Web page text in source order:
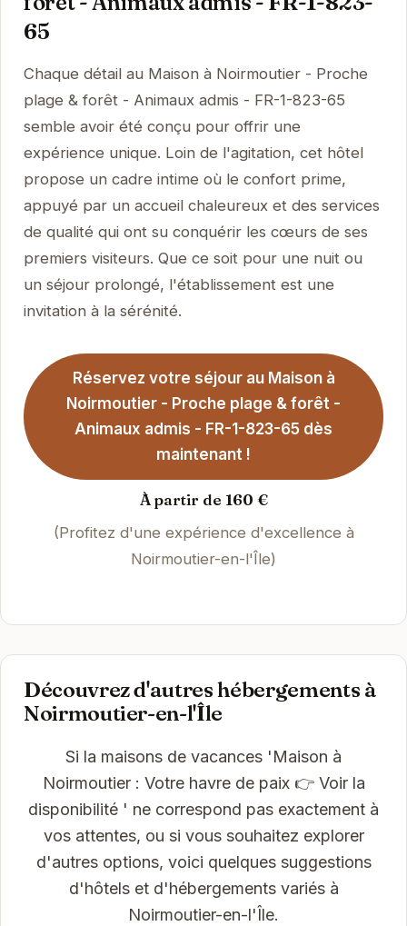
65
Chaque détail au Maison à Noirmoutier - Proche
plage & forêt - Animaux admis - FR-1-823-65
semble avoir été conçu pour offrir une
expérience unique. Loin de l'agitation, cet hôtel
propose un cadre intime où le confort prime,
appuyé par un accueil chaleureux et des services
de qualité qui ont su conquérir les cœurs de ses
premiers visiteurs. Que ce soit pour une nuit ou
un séjour prolongé, l'établissement est une
invitation à la sérénité.
Réservez votre séjour au Maison à
Noirmoutier - Proche plage & forêt -
Animaux admis - FR-1-823-65 dès
maintenant !
À partir de 160 €
(Profitez d'une expérience d'excellence à
Noirmoutier-en-l'Île)
Découvrez d'autres hébergements à
Noirmoutier-en-l'Île
Si la maisons de vacances 'Maison à
Noirmoutier : Votre havre de paix 👉 Voir la
disponibilité ' ne correspond pas exactement à
vos attentes, ou si vous souhaitez explorer
d'autres options, voici quelques suggestions
d'hôtels et d'hébergements variés à
Noirmoutier-en-l'Île.